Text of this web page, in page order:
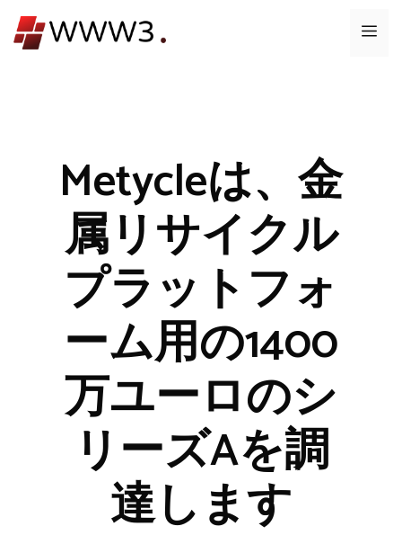
ン
メ
Metycleは、金
属リサイクル
プラットフォ
ーム用の1400
万ユーロのシ
リーズAを調
達します